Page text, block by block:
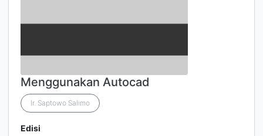
Menggunakan Autocad
Ir. Saptowo Salimo
Edisi